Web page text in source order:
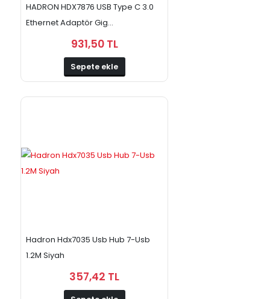
HADRON HDX7876 USB Type C 3.0
Ethernet Adaptör Gig...
931,50 TL
Sepete ekle
Hadron Hdx7035 Usb Hub 7-Usb
1.2M Siyah
357,42 TL